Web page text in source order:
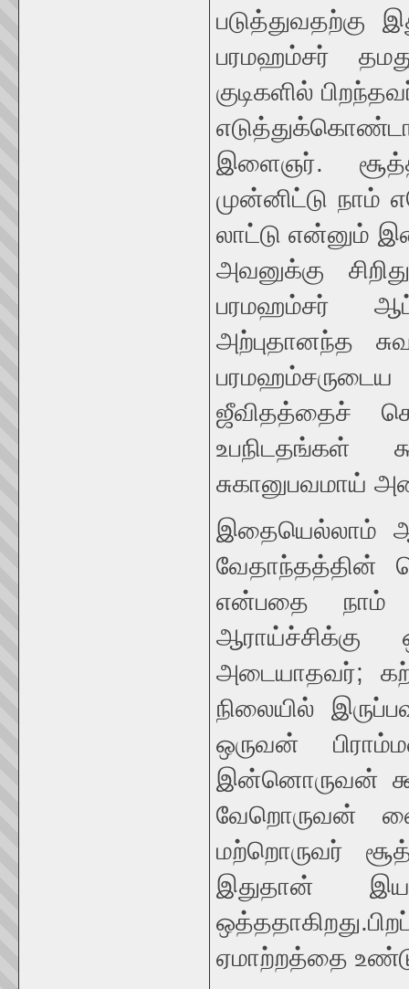
படுத்துவதற்கு
பரமஹம்சர்
குடிகளில்
இளைஞர்.
முன்னிட்டு நாம்
லாட்டு என்னும்
அவனுக்கு
பரமஹம்சர்
அற்புதானந்த
ஜீவிதத்தைச்
உபநிடதங்கள்
சுகானுபவமாய்
இதையெல்லாம்
வேதாந்தத்தின்
என்பதை நாம்
ஆராய்ச்சிக்கு
அடையாதவர்;
நிலையில்
ஒருவன்
இன்னொருவன்
வேறொருவன்
மற்றொருவர்
இதுதான்
ஏமாற்றத்தை